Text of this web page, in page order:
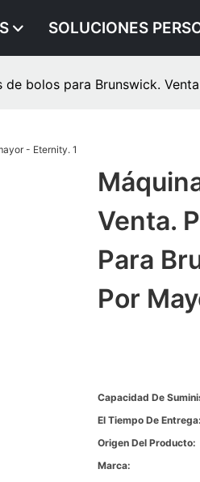
SOLUCIONES
de bolos para Brunswick.
Venta.
Para
Por
Capacidad De
El Tiempo De Entrega:
Origen Del Producto:
Marca: